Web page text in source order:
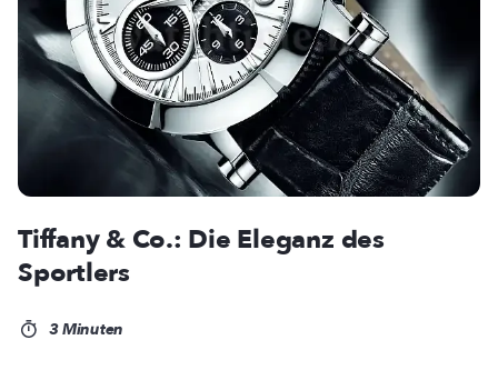
Tiffany & Co.: Die Eleganz des
Sportlers
3 Minuten